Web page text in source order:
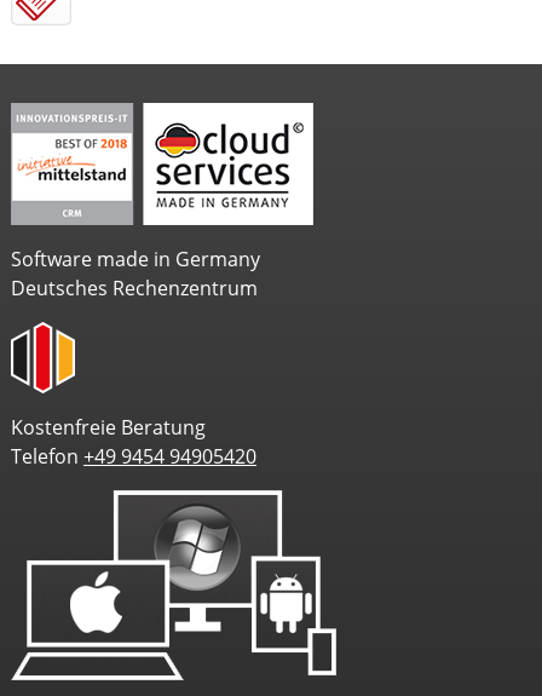
Software made in Germany
Deutsches Rechenzentrum
Kostenfreie Beratung
Telefon +49 9454 94905420